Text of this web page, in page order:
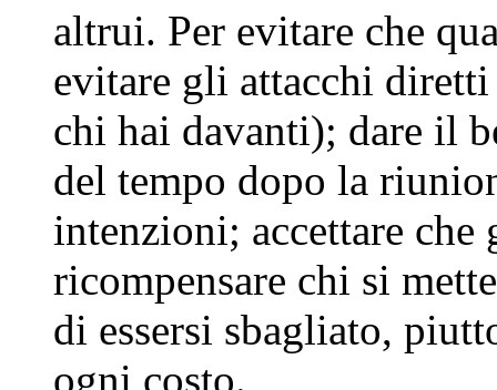
altrui. Per evitare che
evitare gli attacchi
chi hai davanti); dare il
del tempo dopo la
intenzioni; accettare
ricompensare chi si
di essersi sbagliato,
ogni costo.